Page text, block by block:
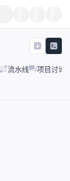
流水线 项目讨论